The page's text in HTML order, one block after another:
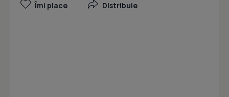
Îmi place Distribuie